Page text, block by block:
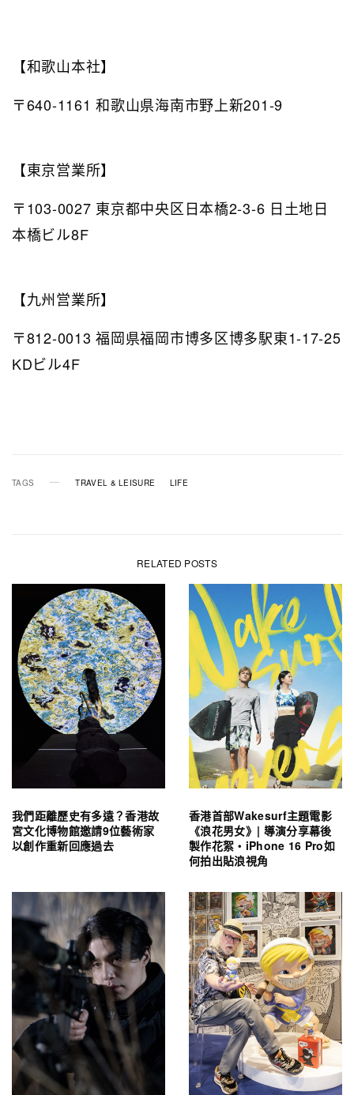
【和歌山本社】
〒640-1161 和歌山県海南市野上新201-9
【東京営業所】
〒103-0027 東京都中央区日本橋2-3-6 日土地日
本橋ビル8F
【九州営業所】
〒812-0013 福岡県福岡市博多区博多駅東1-17-25
KDビル4F
TAGS TRAVEL & LEISURE LIFE
RELATED POSTS
我們距離歷史有多遠？香港故
宮文化博物館邀請9位藝術家
以創作重新回應過去
香港首部Wakesurf主題電影
《浪花男女》| 導演分享幕後
製作花絮・iPhone 16 Pro如
何拍出貼浪視角